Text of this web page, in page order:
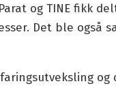
og TINE fikk
Det ble også